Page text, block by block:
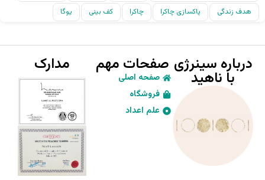
هدف زندگی
پاکسازی چاکرا چاکرا کف بینی یوگا
درباره سینرژی
با ناهید
صفحات مهم
صفحه اصلی
فروشگاه
علم اعداد
مدارک